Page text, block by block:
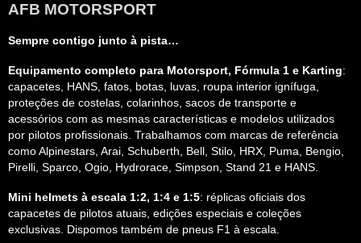
AFB MOTORSPORT
Sempre contigo junto à pista…
Equipamento completo para Motorsport, Fórmula 1 e Karting:
capacetes, HANS, fatos, botas, luvas, roupa interior ignífuga,
proteções de costelas, colarinhos, sacos de transporte e
acessórios com as mesmas características e modelos utilizados
por pilotos profissionais. Trabalhamos com marcas de referência
como Alpinestars, Arai, Schuberth, Bell, Stilo, HRX, Puma, Bengio,
Pirelli, Sparco, Ogio, Hydrorace, Simpson, Stand 21 e HANS.
Mini helmets à escala 1:2, 1:4 e 1:5: réplicas oficiais dos
capacetes de pilotos atuais, edições especiais e coleções
exclusivas. Dispomos também de pneus F1 à escala.